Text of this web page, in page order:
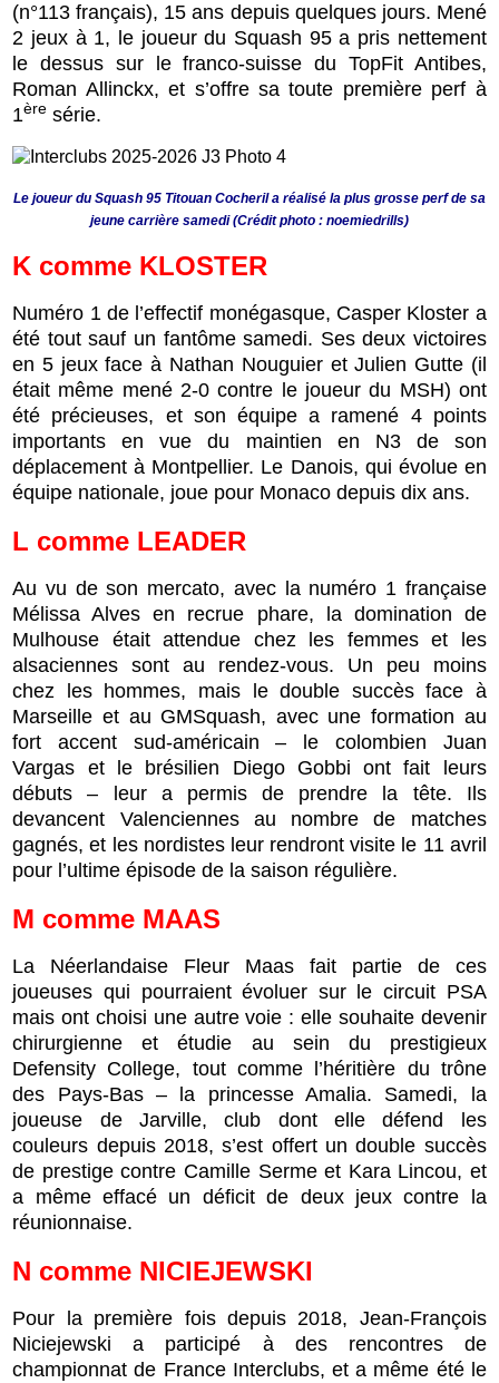
(n°113 français), 15 ans depuis quelques jours. Mené
2 jeux à 1, le joueur du Squash 95 a pris nettement
le dessus sur le franco-suisse du TopFit Antibes,
Roman Allinckx, et s’offre sa toute première perf à
1ère série.
Le joueur du Squash 95 Titouan Cocheril a réalisé la plus grosse perf de sa
jeune carrière samedi (Crédit photo : noemiedrills)
K comme KLOSTER
Numéro 1 de l’effectif monégasque, Casper Kloster a
été tout sauf un fantôme samedi. Ses deux victoires
en 5 jeux face à Nathan Nouguier et Julien Gutte (il
était même mené 2-0 contre le joueur du MSH) ont
été précieuses, et son équipe a ramené 4 points
importants en vue du maintien en N3 de son
déplacement à Montpellier. Le Danois, qui évolue en
équipe nationale, joue pour Monaco depuis dix ans.
L comme LEADER
Au vu de son mercato, avec la numéro 1 française
Mélissa Alves en recrue phare, la domination de
Mulhouse était attendue chez les femmes et les
alsaciennes sont au rendez-vous. Un peu moins
chez les hommes, mais le double succès face à
Marseille et au GMSquash, avec une formation au
fort accent sud-américain – le colombien Juan
Vargas et le brésilien Diego Gobbi ont fait leurs
débuts – leur a permis de prendre la tête. Ils
devancent Valenciennes au nombre de matches
gagnés, et les nordistes leur rendront visite le 11 avril
pour l’ultime épisode de la saison régulière.
M comme MAAS
La Néerlandaise Fleur Maas fait partie de ces
joueuses qui pourraient évoluer sur le circuit PSA
mais ont choisi une autre voie : elle souhaite devenir
chirurgienne et étudie au sein du prestigieux
Defensity College, tout comme l’héritière du trône
des Pays-Bas – la princesse Amalia. Samedi, la
joueuse de Jarville, club dont elle défend les
couleurs depuis 2018, s’est offert un double succès
de prestige contre Camille Serme et Kara Lincou, et
a même effacé un déficit de deux jeux contre la
réunionnaise.
N comme NICIEJEWSKI
Pour la première fois depuis 2018, Jean-François
Niciejewski a participé à des rencontres de
championnat de France Interclubs, et a même été le